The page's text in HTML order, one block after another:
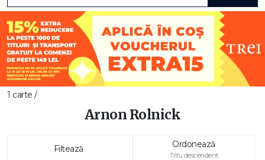
1 carte /
Arnon Rolnick
Filtează Ordonează
Titlu descendent